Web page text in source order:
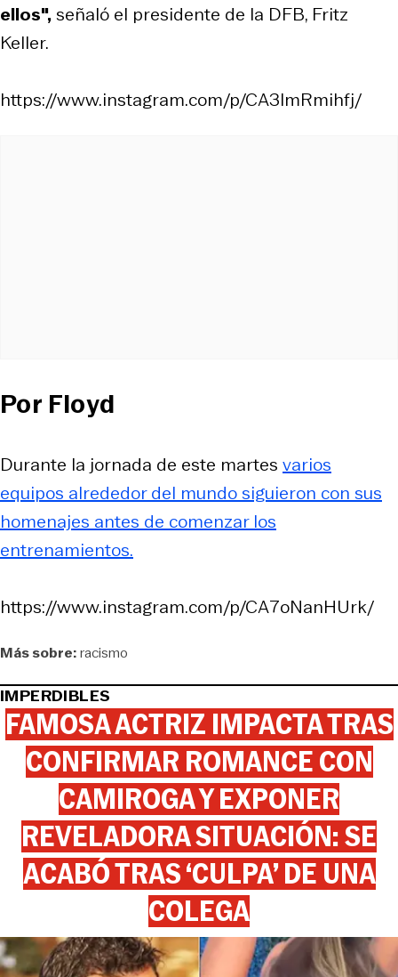
ellos",señaló el presidente de la DFB, Fritz
Keller.
https://www.instagram.com/p/CA3ImRmihfj/
Por Floyd
Durante la jornada de este martes varios
equipos alrededor del mundo siguieron con sus
homenajes antes de comenzar los
entrenamientos.
https://www.instagram.com/p/CA7oNanHUrk/
Más sobre:racismo
IMPERDIBLES
FAMOSA ACTRIZ IMPACTA TRAS
CONFIRMAR ROMANCE CON
CAMIROGA Y EXPONER
REVELADORA SITUACIÓN: SE
ACABÓ TRAS ‘CULPA’ DE UNA
COLEGA